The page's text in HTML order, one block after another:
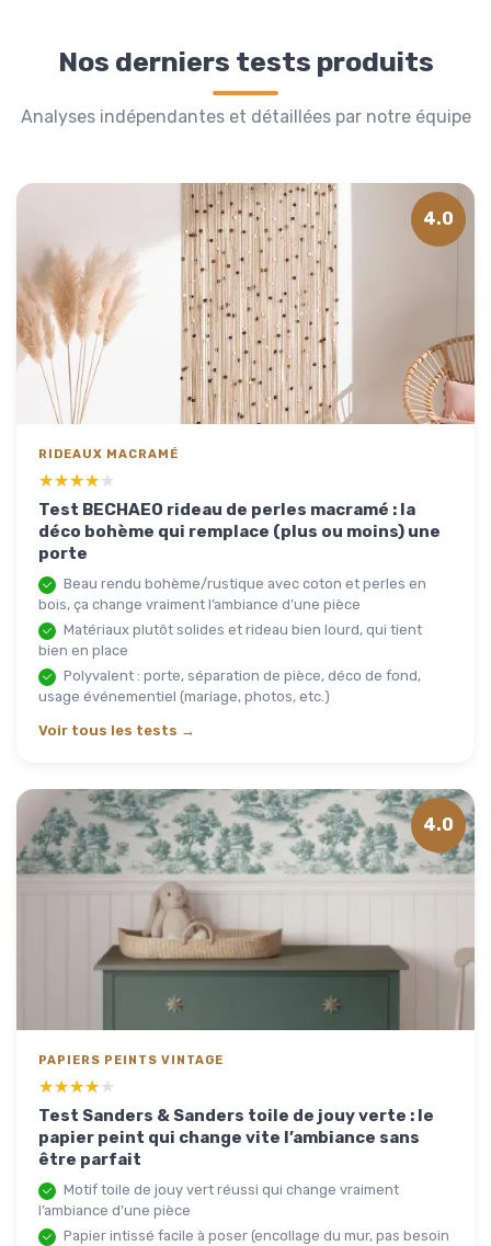
Nos derniers tests produits
Analyses indépendantes et détaillées par notre équipe
4.0
RIDEAUX MACRAMÉ
★★★★★
★★★★★
Test BECHAEO rideau de perles macramé : la
déco bohème qui remplace (plus ou moins) une
porte
Beau rendu bohème/rustique avec coton et perles en
bois, ça change vraiment l’ambiance d’une pièce
Matériaux plutôt solides et rideau bien lourd, qui tient
bien en place
Polyvalent : porte, séparation de pièce, déco de fond,
usage événementiel (mariage, photos, etc.)
Voir tous les tests →
4.0
PAPIERS PEINTS VINTAGE
★★★★★
★★★★★
Test Sanders & Sanders toile de jouy verte : le
papier peint qui change vite l’ambiance sans
être parfait
Motif toile de jouy vert réussi qui change vraiment
l’ambiance d’une pièce
Papier intissé facile à poser (encollage du mur, pas besoin